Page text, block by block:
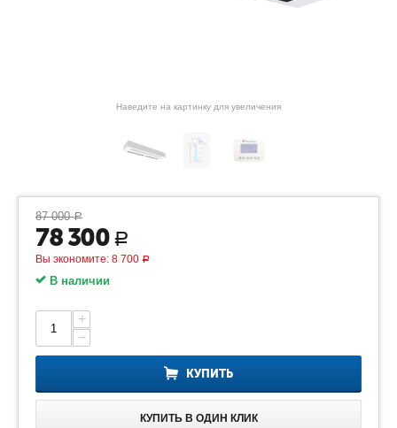
Наведите на картинку для увеличения
87 000 Р
78 300 Р
Вы экономите: 8 700 Р
В наличии
+
−
КУПИТЬ
КУПИТЬ В ОДИН КЛИК